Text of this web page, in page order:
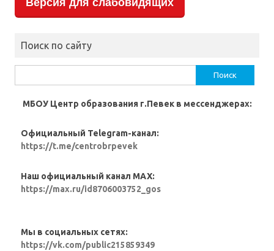
Версия для слабовидящих
Поиск по сайту
МБОУ Центр образования г.Певек в мессенджерах:
Официальный Telegram-канал:
https://t.me/centrobrpevek
Наш официальный канал MAX:
https://max.ru/id8706003752_gos
Мы в социальных сетях:
https://vk.com/public215859349